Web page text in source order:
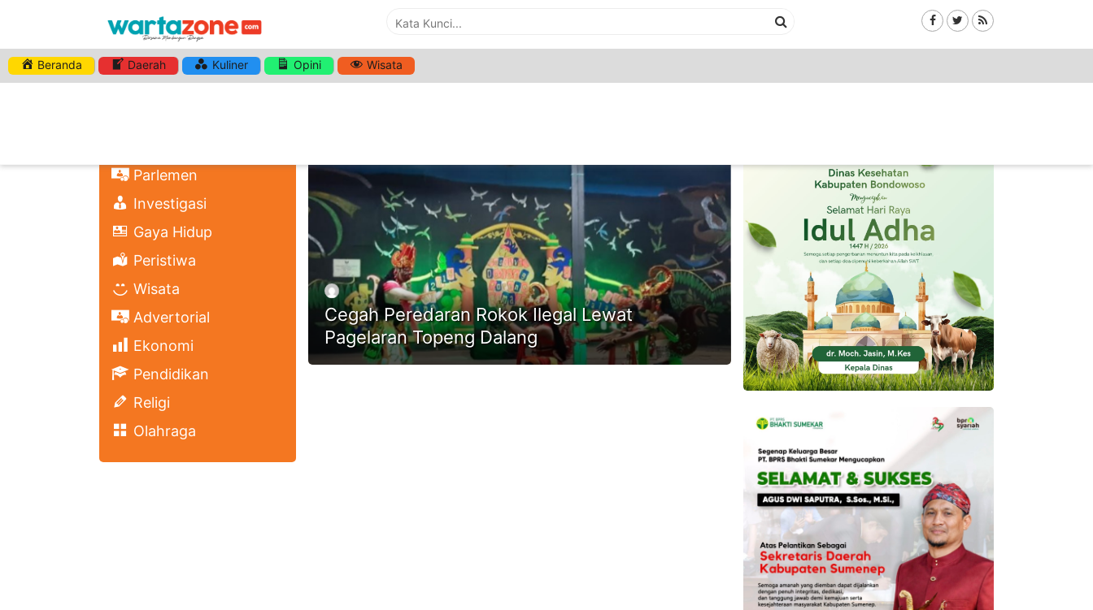
Beranda Daerah Kuliner Opini Wisata
Parlemen
Investigasi
Gaya Hidup
Peristiwa
Wisata
Advertorial
Ekonomi
Pendidikan
Religi
Olahraga
HASHTAG:TOPENG DALANG
Cegah Peredaran Rokok Ilegal Lewat
Pagelaran Topeng Dalang